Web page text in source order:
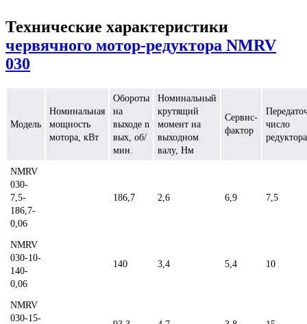
Технические характеристики
червячного мотор-редуктора NMRV
030
Модель
Номинальная
мощность
мотора, кВт
Обороты
на
выходе n
вых, об/
мин.
Номинальный
крутящий
момент на
выходном
валу, Нм
Сервис-
фактор
число
редуктора
NMRV
030-
7,5-
186,7-
0,06
186,7 2,6 6,9 7,5
NMRV
030-10-
140-
0,06
140 3,4 5,4 10
NMRV
030-15-